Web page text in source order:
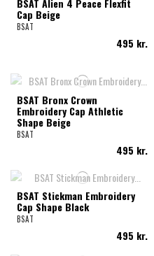
BSAT Alien 4 Peace Flexfit
Cap Beige
BSAT
495 kr.
BSAT Bronx Crown
Embroidery Cap Athletic
Shape Beige
BSAT
495 kr.
BSAT Stickman Embroidery
Cap Shape Black
BSAT
495 kr.